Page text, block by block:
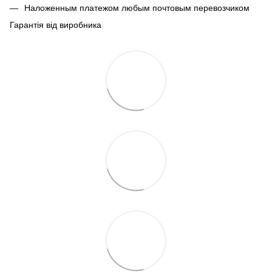
Наложенным платежом любым почтовым перевозчиком
Гарантія від виробника